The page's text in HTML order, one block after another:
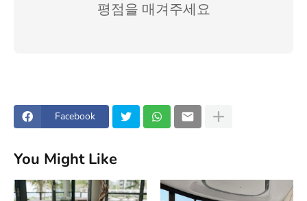
평점을 매겨주세요
Facebook
You Might Like